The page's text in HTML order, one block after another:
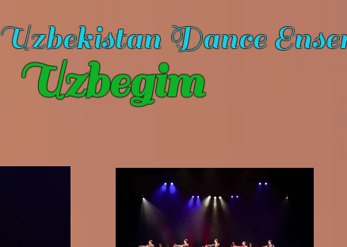
Uzbekistan Dance
Uzbegim